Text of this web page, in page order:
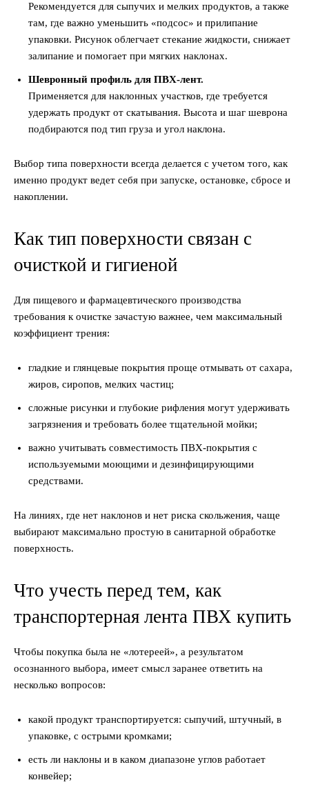
Рекомендуется для сыпучих и мелких продуктов, а также
там, где важно уменьшить «подсос» и прилипание
упаковки. Рисунок облегчает стекание жидкости, снижает
залипание и помогает при мягких наклонах.
Шевронный профиль для ПВХ-лент.
Применяется для наклонных участков, где требуется
удержать продукт от скатывания. Высота и шаг шеврона
подбираются под тип груза и угол наклона.
Выбор типа поверхности всегда делается с учетом того, как
именно продукт ведет себя при запуске, остановке, сбросе и
накоплении.
Как тип поверхности связан с
очисткой и гигиеной
Для пищевого и фармацевтического производства
требования к очистке зачастую важнее, чем максимальный
коэффициент трения:
гладкие и глянцевые покрытия проще отмывать от сахара,
жиров, сиропов, мелких частиц;
сложные рисунки и глубокие рифления могут удерживать
загрязнения и требовать более тщательной мойки;
важно учитывать совместимость ПВХ-покрытия с
используемыми моющими и дезинфицирующими
средствами.
На линиях, где нет наклонов и нет риска скольжения, чаще
выбирают максимально простую в санитарной обработке
поверхность.
Что учесть перед тем, как
транспортерная лента ПВХ купить
Чтобы покупка была не «лотереей», а результатом
осознанного выбора, имеет смысл заранее ответить на
несколько вопросов:
какой продукт транспортируется: сыпучий, штучный, в
упаковке, с острыми кромками;
есть ли наклоны и в каком диапазоне углов работает
конвейер;